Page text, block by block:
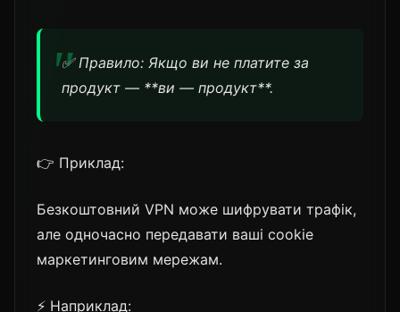
✅ Правило: Якщо ви не платите за
продукт — **ви — продукт**.
👉 Приклад:
Безкоштовний VPN може шифрувати трафік,
але одночасно передавати ваші cookie
маркетинговим мережам.
⚡ Наприклад: